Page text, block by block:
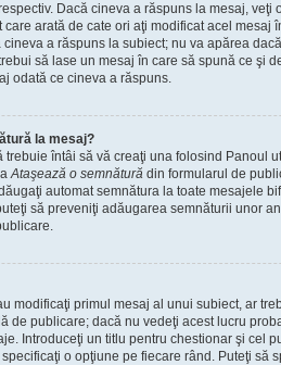
Dacă cineva a răspuns la mesaj, veţi
arată de cate ori aţi modificat acel mesaj
a răspuns la subiect; nu va apărea
să lase un mesaj în care să spună ce şi
odată ce cineva a răspuns.
la mesaj?
trebuie întâi să vă creaţi una folosind Panoul
Ataşează o semnătură din formularul de
automat semnătura la toate mesajele
să preveniţi adăugarea semnăturii unor
modificaţi primul mesaj al unui subiect, ar
de publicare; dacă nu vedeţi acest lucru
Introduceţi un titlu pentru chestionar şi cel
o opţiune pe fiecare rând. Puteţi să